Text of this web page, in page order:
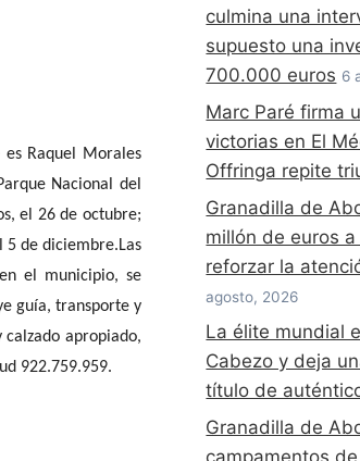
es Raquel Morales
Nacional del
el 26 de octubre;
5 de diciembre.Las
el municipio, se
guía, transporte y
apropiado,
922.759.959.
culmina una
supuesto una
700.000 euros 6
Marc Paré firma
victorias en El
Offringa repite
Granadilla de
millón de euros
reforzar la
agosto, 2026
La élite mundial
Cabezo y deja
título de
Granadilla de